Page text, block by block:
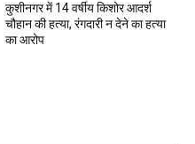
कुशीनगर में 14 वर्षीय किशोर आदर्श
चौहान की हत्या, रंगदारी न देने का हत्या
का आरोप